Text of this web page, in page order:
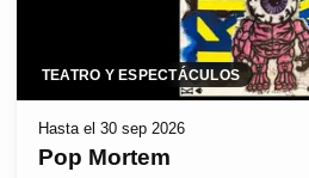
TEATRO Y ESPECTÁCULOS
Hasta el 30 sep 2026
Pop Mortem